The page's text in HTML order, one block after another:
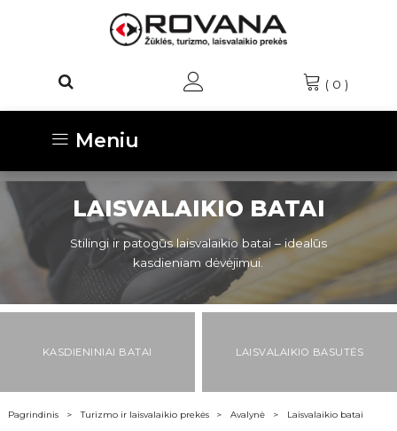
( 0 )
Meniu
LAISVALAIKIO BATAI
Stilingi ir patogūs laisvalaikio batai – idealūs
kasdieniam dėvėjimui.
KASDIENINIAI BATAI LAISVALAIKIO BASUTĖS
Pagrindinis Turizmo ir laisvalaikio prekės Avalynė Laisvalaikio batai